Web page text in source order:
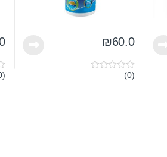
₪60.0
0(0)
0
(0)